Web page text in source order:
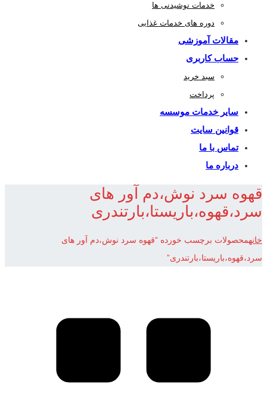
خدمات نوشیدنی ها
دوره های خدمات غذایی
مقالات آموزشی
حساب کاربری
سبد خرید
پرداخت
سایر خدمات موسسه
قوانین سایت
تماس با ما
درباره ما
قهوه سرد نوش،دم آور های
سرد،قهوه،باریستا،بارتندری
خانهمحصولات برچسب خورده “قهوه سرد نوش،دم آور های
سرد،قهوه،باریستا،بارتندری”